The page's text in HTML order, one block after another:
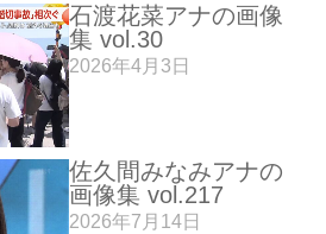
石渡花菜アナの画像
集 vol.30
2026年4月3日
佐久間みなみアナの
画像集 vol.217
2026年7月14日